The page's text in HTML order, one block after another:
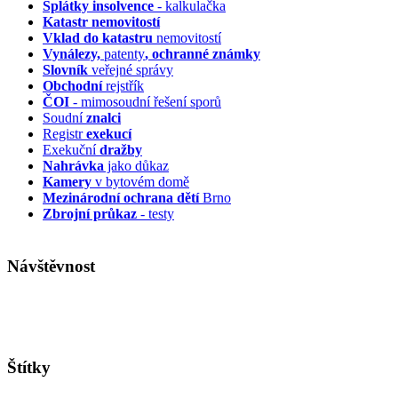
Splátky insolvence - kalkulačka
Katastr nemovitostí
Vklad do katastru nemovitostí
Vynálezy, patenty, ochranné známky
Slovník veřejné správy
Obchodnírejstřík
ČOI - mimosoudní řešení sporů
Soudníznalci
Registrexekucí
Exekučnídražby
Nahrávka jako důkaz
Kamery v bytovém domě
Mezinárodní ochrana dětíBrno
Zbrojní průkaz - testy
Návštěvnost
Štítky